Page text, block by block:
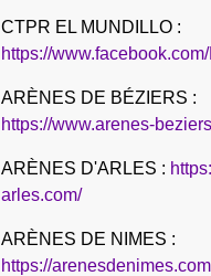
CTPR EL MUNDILLO :
https://
ARÈNES DE BÉZIERS :
https://www.arenes-
ARÈNES D'ARLES :
arles.com/
ARÈNES DE NIMES :
https://